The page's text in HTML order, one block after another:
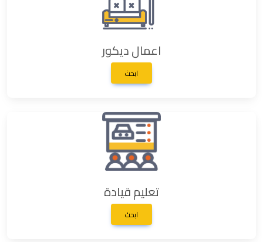
اعمال ديكور
ابحث
تعليم قيادة
ابحث